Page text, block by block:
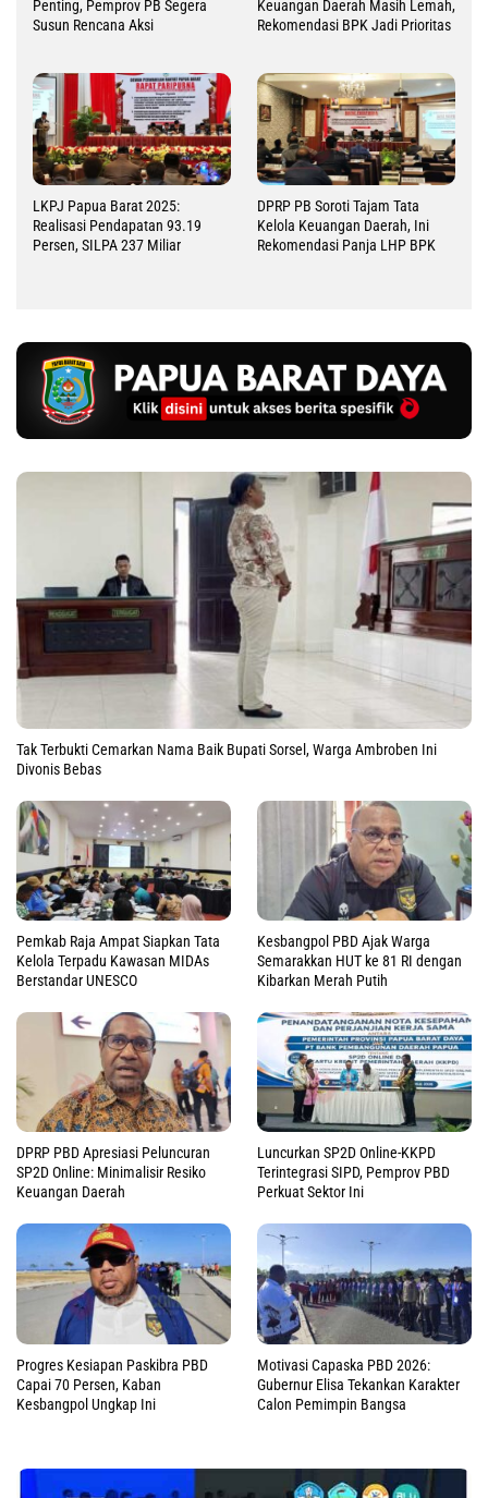
Penting, Pemprov PB Segera
Susun Rencana Aksi
Keuangan Daerah Masih Lemah,
Rekomendasi BPK Jadi Prioritas
LKPJ Papua Barat 2025:
Realisasi Pendapatan 93.19
Persen, SILPA 237 Miliar
DPRP PB Soroti Tajam Tata
Kelola Keuangan Daerah, Ini
Rekomendasi Panja LHP BPK
Tak Terbukti Cemarkan Nama Baik Bupati Sorsel, Warga Ambroben Ini
Divonis Bebas
Pemkab Raja Ampat Siapkan Tata
Kelola Terpadu Kawasan MIDAs
Berstandar UNESCO
Kesbangpol PBD Ajak Warga
Semarakkan HUT ke 81 RI dengan
Kibarkan Merah Putih
DPRP PBD Apresiasi Peluncuran
SP2D Online: Minimalisir Resiko
Keuangan Daerah
Luncurkan SP2D Online-KKPD
Terintegrasi SIPD, Pemprov PBD
Perkuat Sektor Ini
Progres Kesiapan Paskibra PBD
Capai 70 Persen, Kaban
Kesbangpol Ungkap Ini
Motivasi Capaska PBD 2026:
Gubernur Elisa Tekankan Karakter
Calon Pemimpin Bangsa